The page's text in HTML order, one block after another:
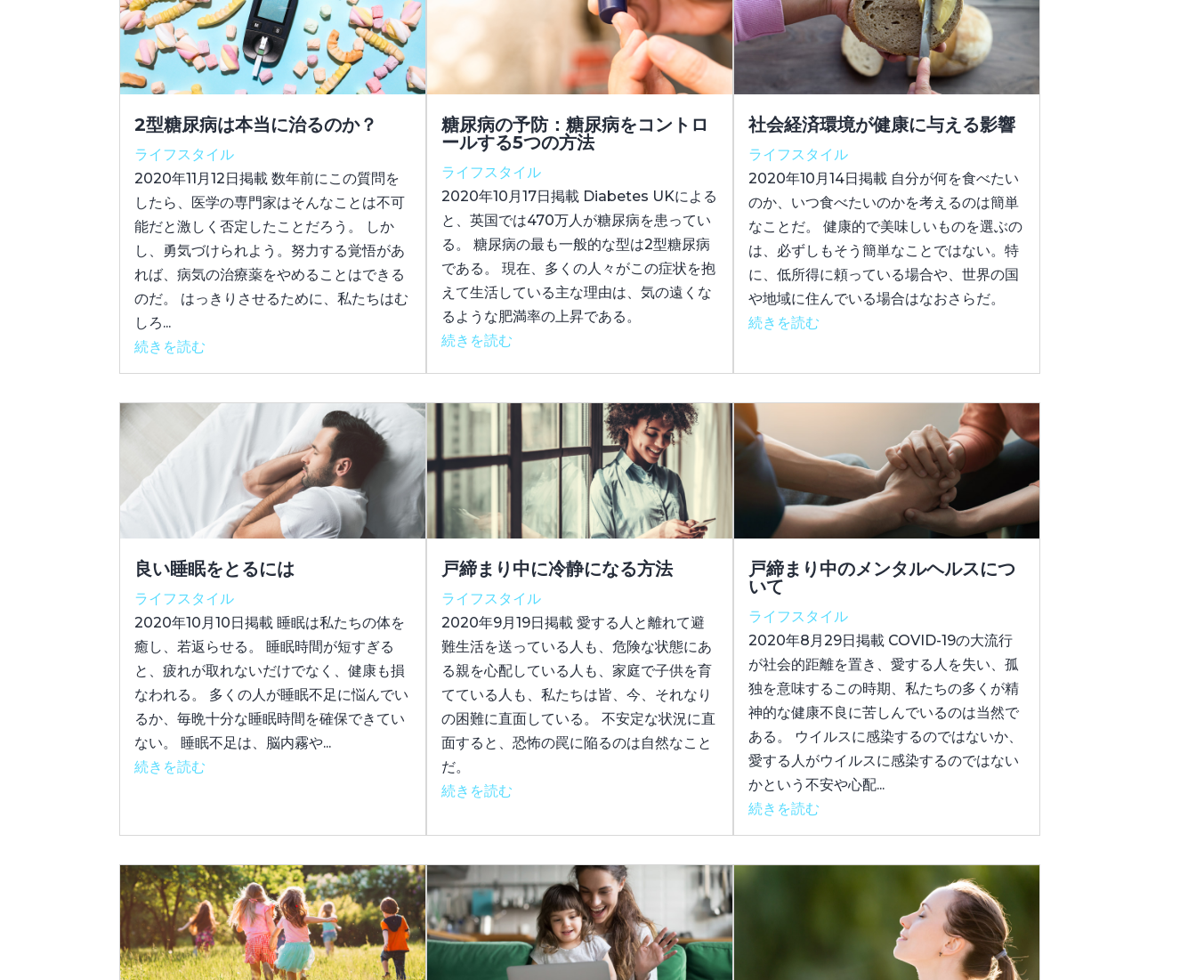
2型糖尿病は本当に治るのか？
ライフスタイル
2020年11月12日掲載 数年前にこの質問を
したら、医学の専門家はそんなことは不可
能だと激しく否定したことだろう。 しか
し、勇気づけられよう。努力する覚悟があ
れば、病気の治療薬をやめることはできる
のだ。 はっきりさせるために、私たちはむ
しろ...
続きを読む
糖尿病の予防：糖尿病をコントロ
ールする5つの方法
ライフスタイル
2020年10月17日掲載 Diabetes UKによる
と、英国では470万人が糖尿病を患ってい
る。 糖尿病の最も一般的な型は2型糖尿病
である。 現在、多くの人々がこの症状を抱
えて生活している主な理由は、気の遠くな
るような肥満率の上昇である。
続きを読む
社会経済環境が健康に与える影響
ライフスタイル
2020年10月14日掲載 自分が何を食べたい
のか、いつ食べたいのかを考えるのは簡単
なことだ。 健康的で美味しいものを選ぶの
は、必ずしもそう簡単なことではない。特
に、低所得に頼っている場合や、世界の国
や地域に住んでいる場合はなおさらだ。
続きを読む
良い睡眠をとるには
ライフスタイル
2020年10月10日掲載 睡眠は私たちの体を
癒し、若返らせる。 睡眠時間が短すぎる
と、疲れが取れないだけでなく、健康も損
なわれる。 多くの人が睡眠不足に悩んでい
るか、毎晩十分な睡眠時間を確保できてい
ない。 睡眠不足は、脳内霧や...
続きを読む
戸締まり中に冷静になる方法
ライフスタイル
2020年9月19日掲載 愛する人と離れて避
難生活を送っている人も、危険な状態にあ
る親を心配している人も、家庭で子供を育
てている人も、私たちは皆、今、それなり
の困難に直面している。 不安定な状況に直
面すると、恐怖の罠に陥るのは自然なこと
だ。
続きを読む
戸締まり中のメンタルヘルスにつ
いて
ライフスタイル
2020年8月29日掲載 COVID-19の大流行
が社会的距離を置き、愛する人を失い、孤
独を意味するこの時期、私たちの多くが精
神的な健康不良に苦しんでいるのは当然で
ある。 ウイルスに感染するのではないか、
愛する人がウイルスに感染するのではない
かという不安や心配...
続きを読む